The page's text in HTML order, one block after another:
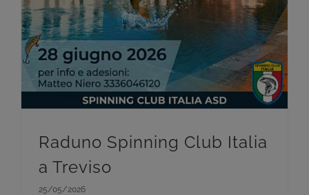
Raduno Spinning Club Italia
a Treviso
25/05/2026